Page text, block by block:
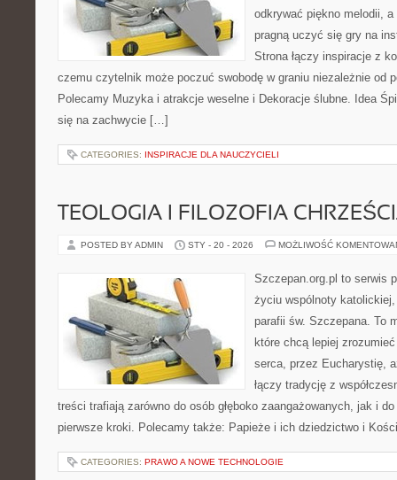
odkrywać piękno melodii,
pragną uczyć się gry na
Strona łączy inspiracje z
czemu czytelnik może poczuć swobodę w graniu niezależnie od
Polecamy Muzyka i atrakcje weselne i Dekoracje ślubne. Idea
się na zachwycie […]
CATEGORIES: INSPIRACJE DLA NAUCZYCIELI
TEOLOGIA I FILOZOFIA
POSTED BY ADMIN STY - 20 - 2026 MOŻLIWOŚĆ
Szczepan.org.pl to serwis
życiu wspólnoty
parafii św. Szczepana. To
które chcą lepiej
serca, przez Eucharystię,
łączy tradycję z
treści trafiają zarówno do osób głęboko zaangażowanych, jak i
pierwsze kroki. Polecamy także: Papieże i ich dziedzictwo i
CATEGORIES: PRAWO A NOWE TECHNOLOGIE